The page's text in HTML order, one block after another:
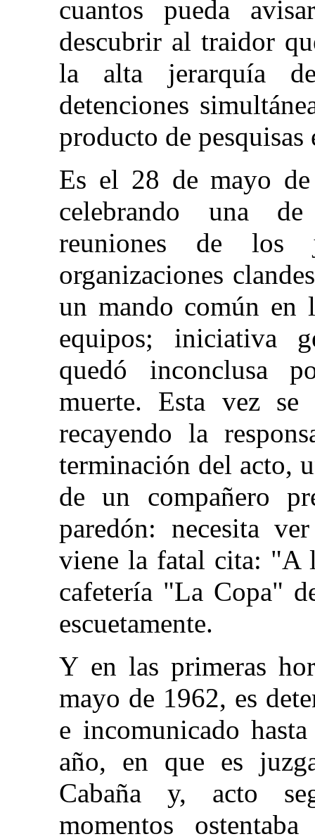
cuantos pueda
descubrir al traidor
la alta jerarquía
detenciones
producto de
Es el 28 de mayo
celebrando una
reuniones de los
organizaciones
un mando común en
equipos; iniciativa
quedó inconclusa
muerte. Esta vez se
recayendo la
terminación del acto,
de un compañero
paredón: necesita
viene la fatal cita: "A
cafetería "La Copa"
escuetamente.
Y en las primeras
mayo de 1962, es
e incomunicado
año, en que es
Cabaña y, acto
momentos